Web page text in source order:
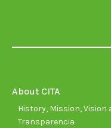
About CITA
History, Mission, Vision
Transparencia